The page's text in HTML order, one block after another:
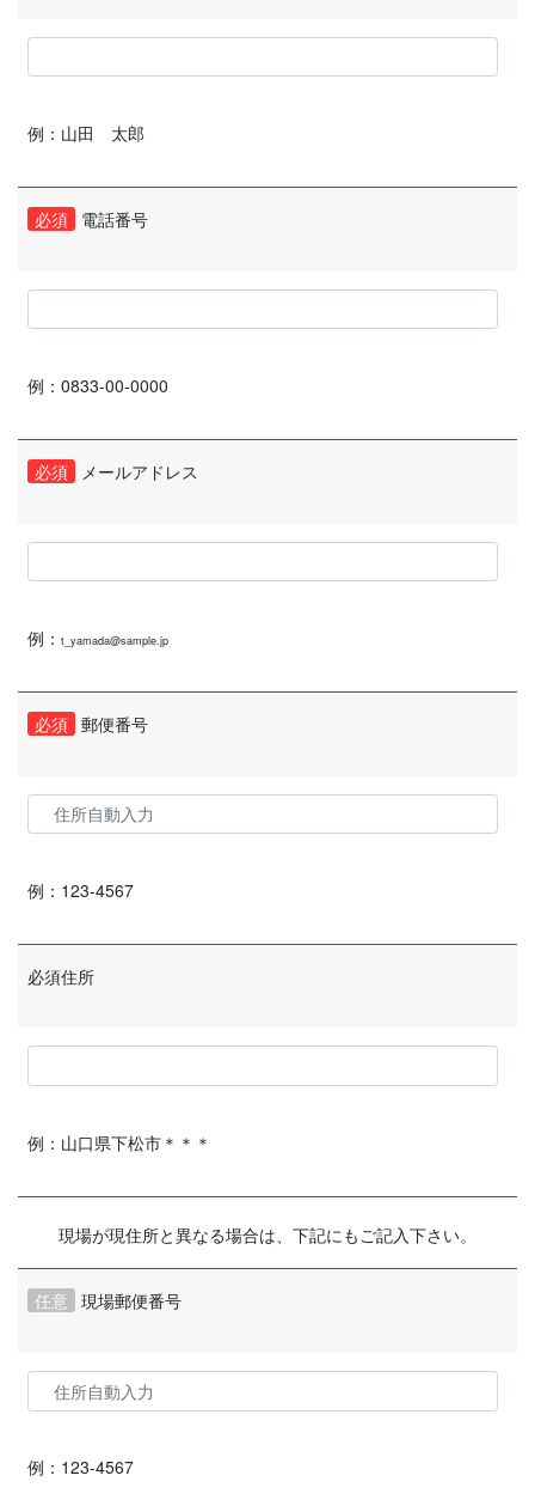
例：山田 太郎
必須 電話番号
例： 0833-00-0000
必須 メールアドレス
例： t_yamada@sample.jp
必須 郵便番号
例： 123-4567
必須住所
例：山口県下松市＊＊＊
現場が現住所と異なる場合は、下記にもご記入下さい。
任意 現場郵便番号
例： 123-4567